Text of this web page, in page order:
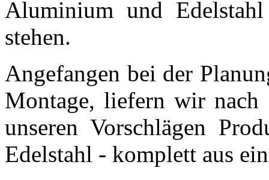
Aluminium und
stehen.
Angefangen bei der
Montage, liefern wir nach
unseren Vorschlägen
Edelstahl - komplett aus